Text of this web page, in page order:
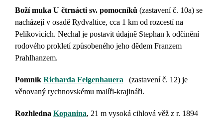
Boží muka U čtrnácti sv. pomocníků (zastavení č. 10a) se
nacházejí v osadě Rydvaltice, cca 1 km od rozcestí na
Pelíkovicích. Nechal je postavit údajně Stephan k odčinění
rodového prokletí způsobeného jeho dědem Franzem
Prahlhanzem.
Pomník Richarda Felgenhauera
(zastavení č. 12) je
věnovaný rychnovskému malíři-krajináři.
Rozhledna Kopanina, 21 m vysoká cihlová věž z r. 1894